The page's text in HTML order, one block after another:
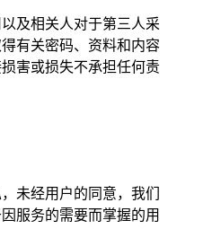
及相关人对于第三人采
有关密码、资料和内容
害或损失不承担任何责
未经用户的同意，我们
服务的需要而掌握的用